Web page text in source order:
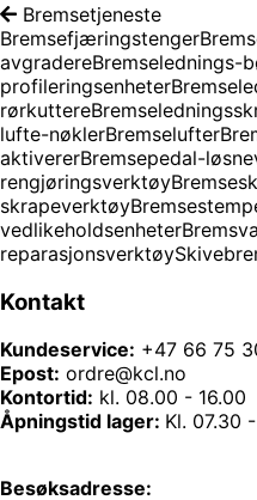
Bremsetjeneste
Bremsefjæringstenger
avgradereBremselednings-
profileringsenheter
rørkuttere
lufte-nøklerBremselufter
aktivererBremsepedal-
rengjøringsverktøy
skrapeverktøy
vedlikeholdsenheter
reparasjonsverktøy
Kontakt
Kundeservice: +47 66 75
Epost: ordre@kcl.no
Kontortid: kl. 08.00 - 16.00
Åpningstid lager: Kl. 07.30
Besøksadresse: